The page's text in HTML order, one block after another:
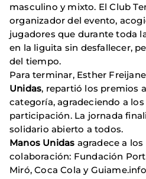
masculino y mixto. El Club
organizador del evento,
jugadores que durante toda
en la liguita sin desfallecer,
del tiempo.
Para terminar, Esther
Unidas, repartió los premios
categoría, agradeciendo a
participación. La jornada
solidario abierto a todos.
Manos Unidas agradece a
colaboración: Fundación
Miró, Coca Cola y